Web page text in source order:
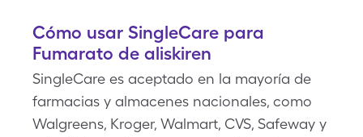
Cómo usar SingleCare para
Fumarato de aliskiren
SingleCare es aceptado en la mayoría de
farmacias y almacenes nacionales, como
Walgreens, Kroger, Walmart, CVS, Safeway y